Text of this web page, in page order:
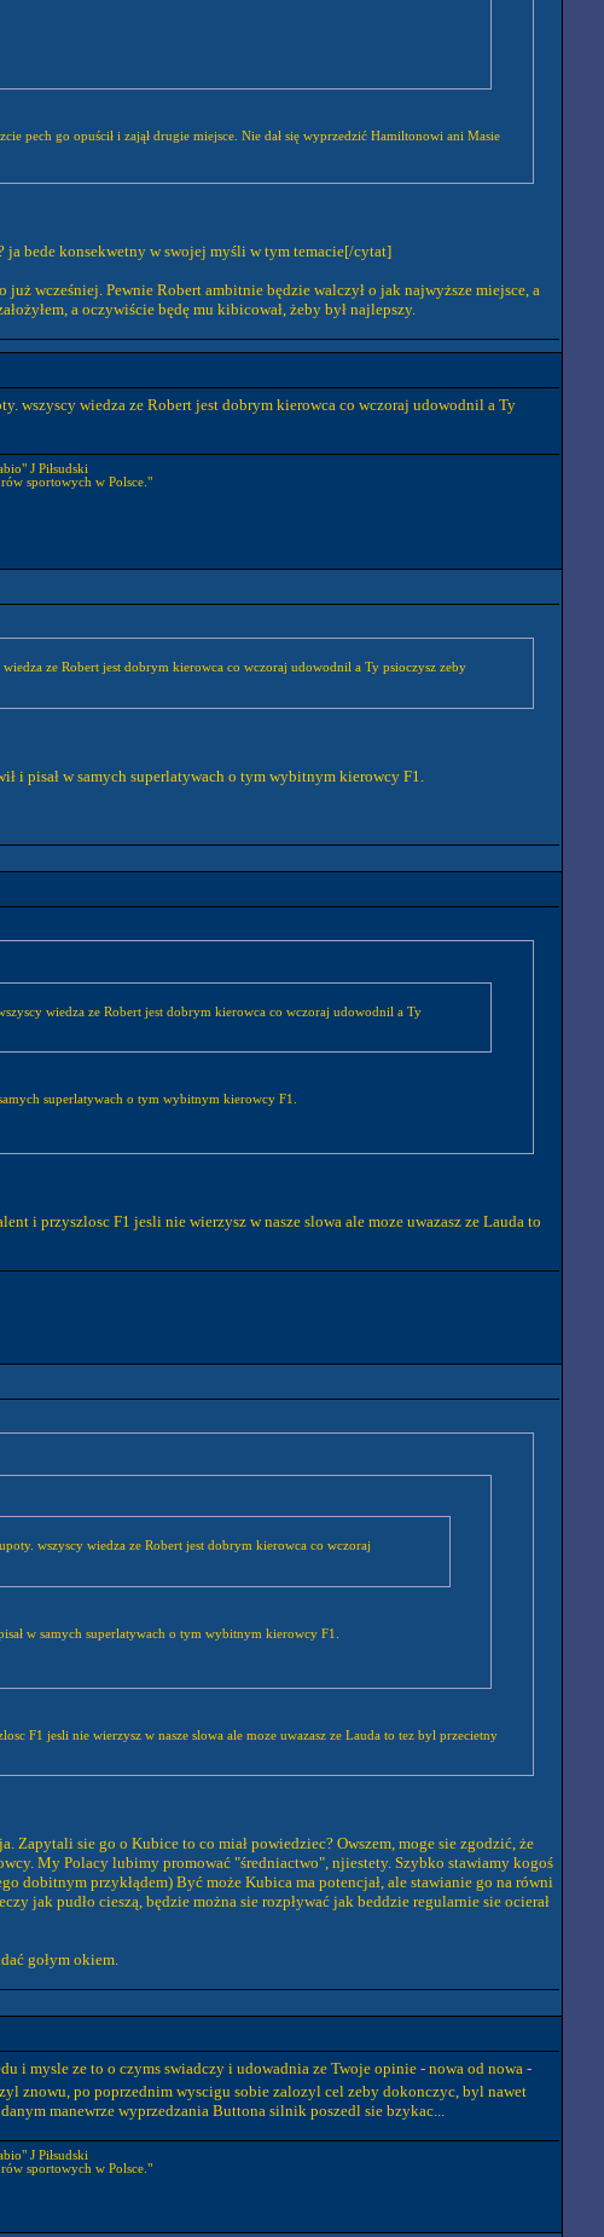
pech go opuścił i zajął drugie miejsce. Nie dał się wyprzedzić Hamiltonowi ani Masie
bede konsekwetny w swojej myśli w tym temacie[/cytat]
wcześniej. Pewnie Robert ambitnie będzie walczył o jak najwyższe miejsce, a
a oczywiście będę mu kibicował, żeby był najlepszy.
wszyscy wiedza ze Robert jest dobrym kierowca co wczoraj udowodnil a Ty
J Piłsudski
sportowych w Polsce."
ze Robert jest dobrym kierowca co wczoraj udowodnil a Ty psioczysz zeby
i pisał w samych superlatywach o tym wybitnym kierowcy F1.
wiedza ze Robert jest dobrym kierowca co wczoraj udowodnil a Ty
superlatywach o tym wybitnym kierowcy F1.
i przyszlosc F1 jesli nie wierzysz w nasze slowa ale moze uwazasz ze Lauda to
wszyscy wiedza ze Robert jest dobrym kierowca co wczoraj
w samych superlatywach o tym wybitnym kierowcy F1.
F1 jesli nie wierzysz w nasze slowa ale moze uwazasz ze Lauda to tez byl przecietny
sie go o Kubice to co miał powiedziec? Owszem, moge sie zgodzić, że
My Polacy lubimy promować "średniactwo", njiestety. Szybko stawiamy kogoś
dobitnym przykłądem) Być może Kubica ma potencjał, ale stawianie go na równi
jak pudło cieszą, będzie można sie rozpływać jak beddzie regularnie sie ocierał
gołym okiem.
i mysle ze to o czyms swiadczy i udowadnia ze Twoje opinie - nowa od nowa -
znowu, po poprzednim wyscigu sobie zalozyl cel zeby dokonczyc, byl nawet
manewrze wyprzedzania Buttona silnik poszedl sie bzykac...
J Piłsudski
sportowych w Polsce."